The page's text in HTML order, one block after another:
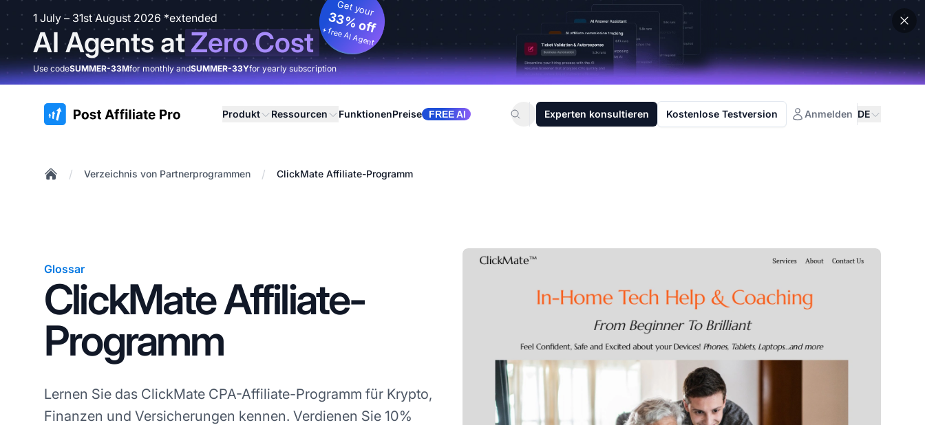
1 July – 31st August 2026 *extended
AI Agents atZero Cost
Get your
33% off
+ free AI Agent
Use codeSUMMER-33Mfor monthly andSUMMER-33Yfor yearly subscription
:site.title Produkt Ressourcen FunktionenPreise FREE AI Experten konsultieren Kostenlose Testversion Anmelden DE
/ Verzeichnis von Partnerprogrammen / ClickMate Affiliate-Programm
Glossar
ClickMate Affiliate-
Programm
Lernen Sie das ClickMate CPA-Affiliate-Programm für Krypto,
Finanzen und Versicherungen kennen. Verdienen Sie 10%